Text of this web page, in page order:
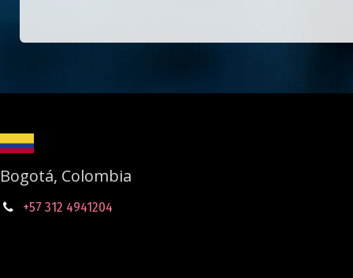
Bogotá, Colombia
+57 312 4941204